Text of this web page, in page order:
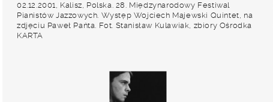
02.12.2001, Kalisz, Polska. 28. Międzynarodowy Festiwal
Pianistów Jazzowych. Występ Wojciech Majewski Quintet, na
zdjęciu Paweł Pańta. Fot. Stanisław Kulawiak, zbiory Ośrodka
KARTA